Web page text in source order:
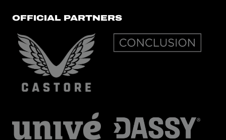
OFFICIAL PARTNERS